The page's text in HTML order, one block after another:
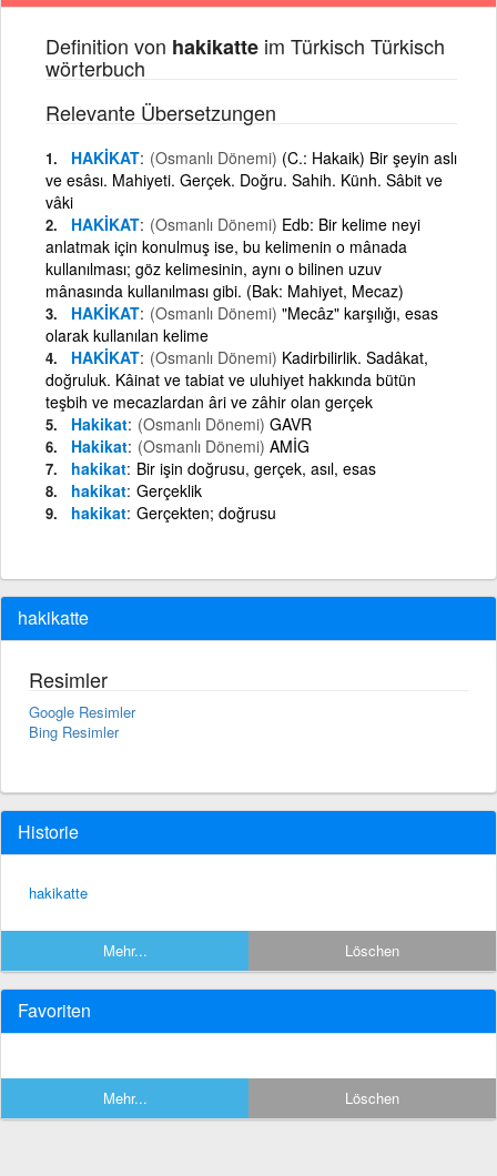
Definition von hakikatte im Türkisch Türkisch
wörterbuch
Relevante Übersetzungen
HAKİKAT (Osmanlı Dönemi) (C.: Hakaik) Bir şeyin aslı
ve esâsı. Mahiyeti. Gerçek. Doğru. Sahih. Künh. Sâbit ve
vâki
HAKİKAT (Osmanlı Dönemi) Edb: Bir kelime neyi
anlatmak için konulmuş ise, bu kelimenin o mânada
kullanılması; göz kelimesinin, aynı o bilinen uzuv
mânasında kullanılması gibi. (Bak: Mahiyet, Mecaz)
HAKİKAT (Osmanlı Dönemi) "Mecâz" karşılığı, esas
olarak kullanılan kelime
HAKİKAT (Osmanlı Dönemi) Kadirbilirlik. Sadâkat,
doğruluk. Kâinat ve tabiat ve uluhiyet hakkında bütün
teşbih ve mecazlardan âri ve zâhir olan gerçek
Hakikat (Osmanlı Dönemi) GAVR
Hakikat (Osmanlı Dönemi) AMİG
hakikat Bir işin doğrusu, gerçek, asıl, esas
hakikat Gerçeklik
hakikat Gerçekten; doğrusu
hakikatte
Resimler
Google Resimler
Bing Resimler
Historie
hakikatte
Mehr... Löschen
Favoriten
Mehr... Löschen